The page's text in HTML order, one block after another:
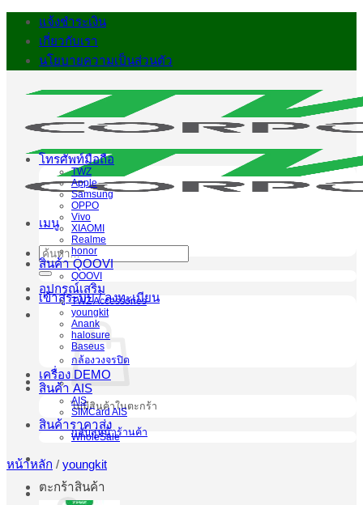
ข้าม
แจ้งชำระเงิน
เกี่ยวกับเรา
นโยบายความเป็นส่วนตัว
เมนู
ค้นหา:
เข้าสู่ระบบ / ลงทะเบียน
ไม่มีสินค้าในตะกร้า
กลับสู่หน้าร้านค้า
ตะกร้าสินค้า
โทรศัพท์มือถือ
TWZ
Apple
Samsung
OPPO
Vivo
XIAOMI
Realme
honor
สินค้า QOOVI
QOOVI
อุปกรณ์เสริม
TWZ Accessories
youngkit
Anank
halosure
Baseus
กล้องวงจรปิด
เครื่อง DEMO
สินค้า AIS
AIS
SIMCard AIS
สินค้าราคาส่ง
WholeSale
หน้าหลัก / youngkit